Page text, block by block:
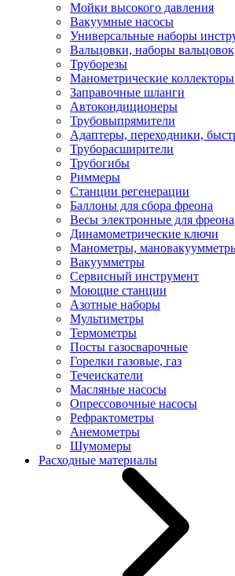
Мойки высокого давления
Вакуумные насосы
Универсальные наборы
Вальцовки, наборы
Труборезы
Манометрические коллекторы
Заправочные шланги
Автокондиционеры
Трубовыпрямители
Адаптеры, переходники,
Труборасширители
Трубогибы
Риммеры
Станции регенерации
Баллоны для сбора фреона
Весы электронные для фреона
Динамометрические ключи
Манометры,
Вакуумметры
Сервисный инструмент
Моющие станции
Азотные наборы
Мультиметры
Термометры
Посты газосварочные
Горелки газовые, газ
Течеискатели
Масляные насосы
Опрессовочные насосы
Рефрактометры
Анемометры
Шумомеры
Расходные материалы